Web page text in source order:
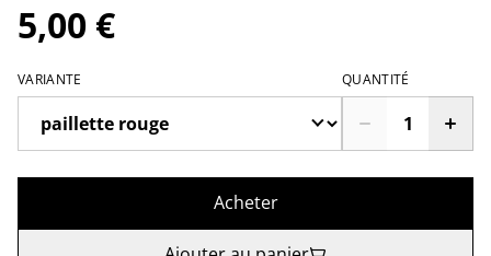
5,00 €
VARIANTE QUANTITÉ
Acheter